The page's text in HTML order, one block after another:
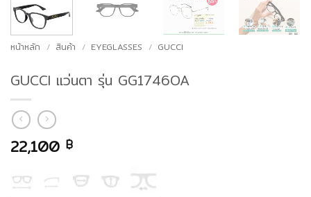
หน้าหลัก / สินค้า / EYEGLASSES / GUCCI
GUCCI แว่นตา รุ่น GG1746OA
22,100 ฿